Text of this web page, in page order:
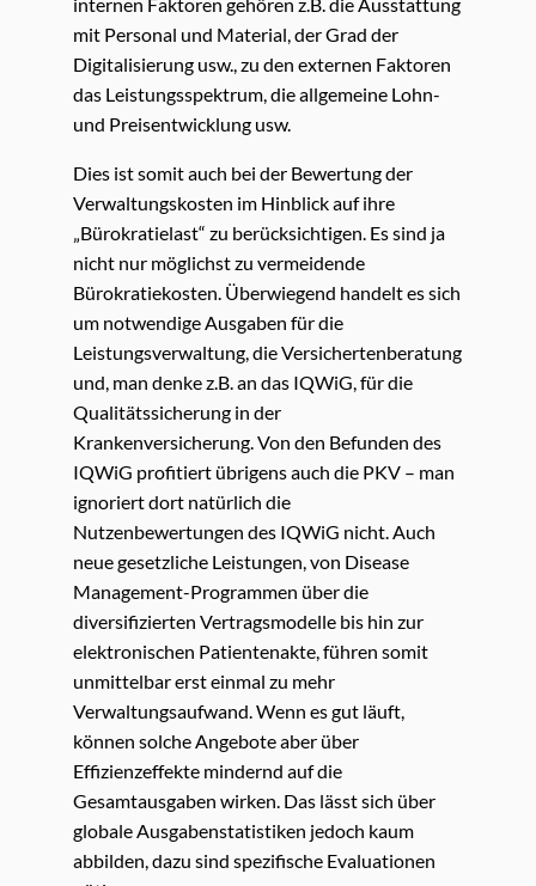
mit Personal und Material, der Grad der
Digitalisierung usw., zu den externen Faktoren
das Leistungsspektrum, die allgemeine Lohn-
und Preisentwicklung usw.
Dies ist somit auch bei der Bewertung der
Verwaltungskosten im Hinblick auf ihre
„Bürokratielast“ zu berücksichtigen. Es sind ja
nicht nur möglichst zu vermeidende
Bürokratiekosten. Überwiegend handelt es sich
um notwendige Ausgaben für die
Leistungsverwaltung, die Versichertenberatung
und, man denke z.B. an das IQWiG, für die
Qualitätssicherung in der
Krankenversicherung. Von den Befunden des
IQWiG profitiert übrigens auch die PKV – man
ignoriert dort natürlich die
Nutzenbewertungen des IQWiG nicht. Auch
neue gesetzliche Leistungen, von Disease
Management-Programmen über die
diversifizierten Vertragsmodelle bis hin zur
elektronischen Patientenakte, führen somit
unmittelbar erst einmal zu mehr
Verwaltungsaufwand. Wenn es gut läuft,
können solche Angebote aber über
Effizienzeffekte mindernd auf die
Gesamtausgaben wirken. Das lässt sich über
globale Ausgabenstatistiken jedoch kaum
abbilden, dazu sind spezifische Evaluationen